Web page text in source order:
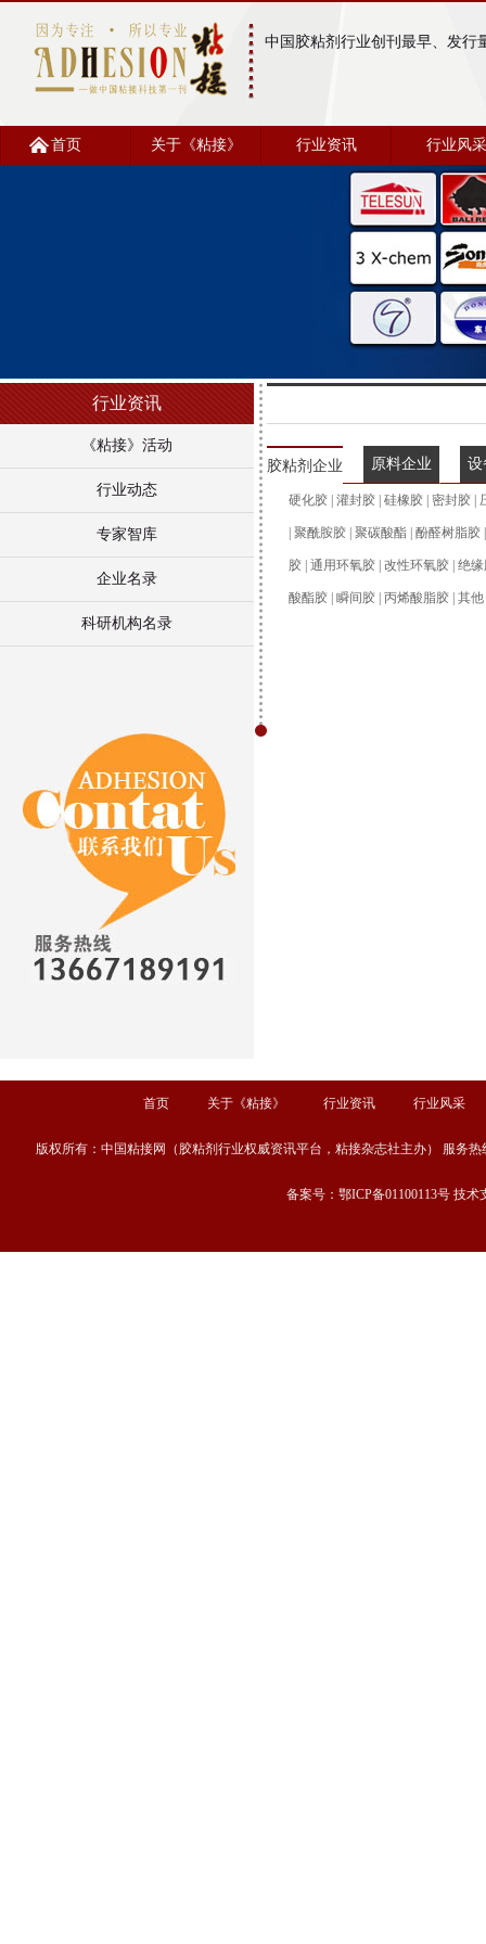
中国胶粘剂行业创刊最早、发行
首页 关于《粘接》 行业资讯 行业风采
行业资讯
《粘接》活动
行业动态
专家智库
企业名录
科研机构名录
胶粘剂企业 原料企业 设
硬化胶 | 灌封胶 | 硅橡胶 | 密封胶 |
聚酰胺胶 | 聚碳酸酯 | 酚醛树脂胶
胶 | 通用环氧胶 | 改性环氧胶 | 绝
酸酯胶 | 瞬间胶 | 丙烯酸脂胶 | 其他
首页 关于《粘接》 行业资讯 行业风采
版权所有：中国粘接网（胶粘剂行业权威资讯平台，粘接杂志社主办） 服务热
备案号：鄂ICP备01100113号 技术